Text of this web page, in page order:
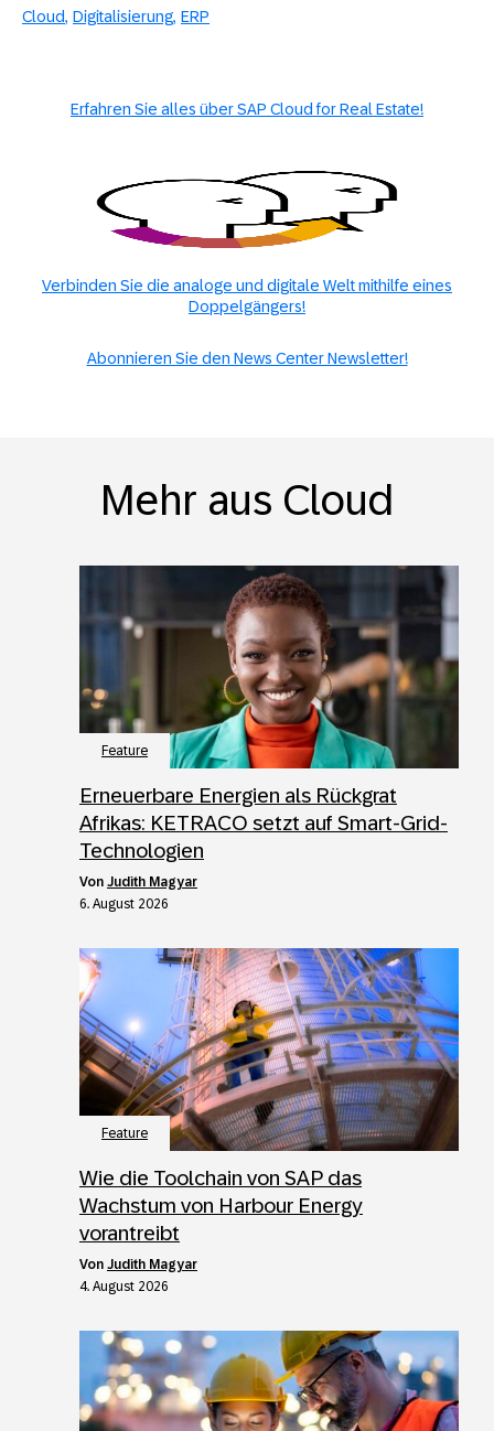
Cloud Digitalisierung ERP
Erfahren Sie alles über SAP Cloud for Real Estate!
Verbinden Sie die analoge und digitale Welt mithilfe eines
Doppelgängers!
Abonnieren Sie den News Center Newsletter!
Mehr aus Cloud
Feature
Erneuerbare Energien als Rückgrat
Afrikas: KETRACO setzt auf Smart-Grid-
Technologien
von Judith Magyar
6. August 2026
Feature
Wie die Toolchain von SAP das
Wachstum von Harbour Energy
vorantreibt
von Judith Magyar
4. August 2026